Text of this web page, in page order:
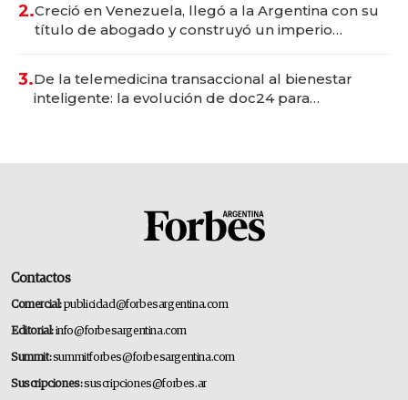
2.Creció en Venezuela, llegó a la Argentina con su
título de abogado y construyó un imperio
3.De la telemedicina transaccional al bienestar
inteligente: la evolución de doc24 para
Contactos
Comercial:publicidad@forbesargentina.com
Editorial:info@forbesargentina.com
Summit:summitforbes@forbesargentina.com
Suscripciones:suscripciones@forbes.ar